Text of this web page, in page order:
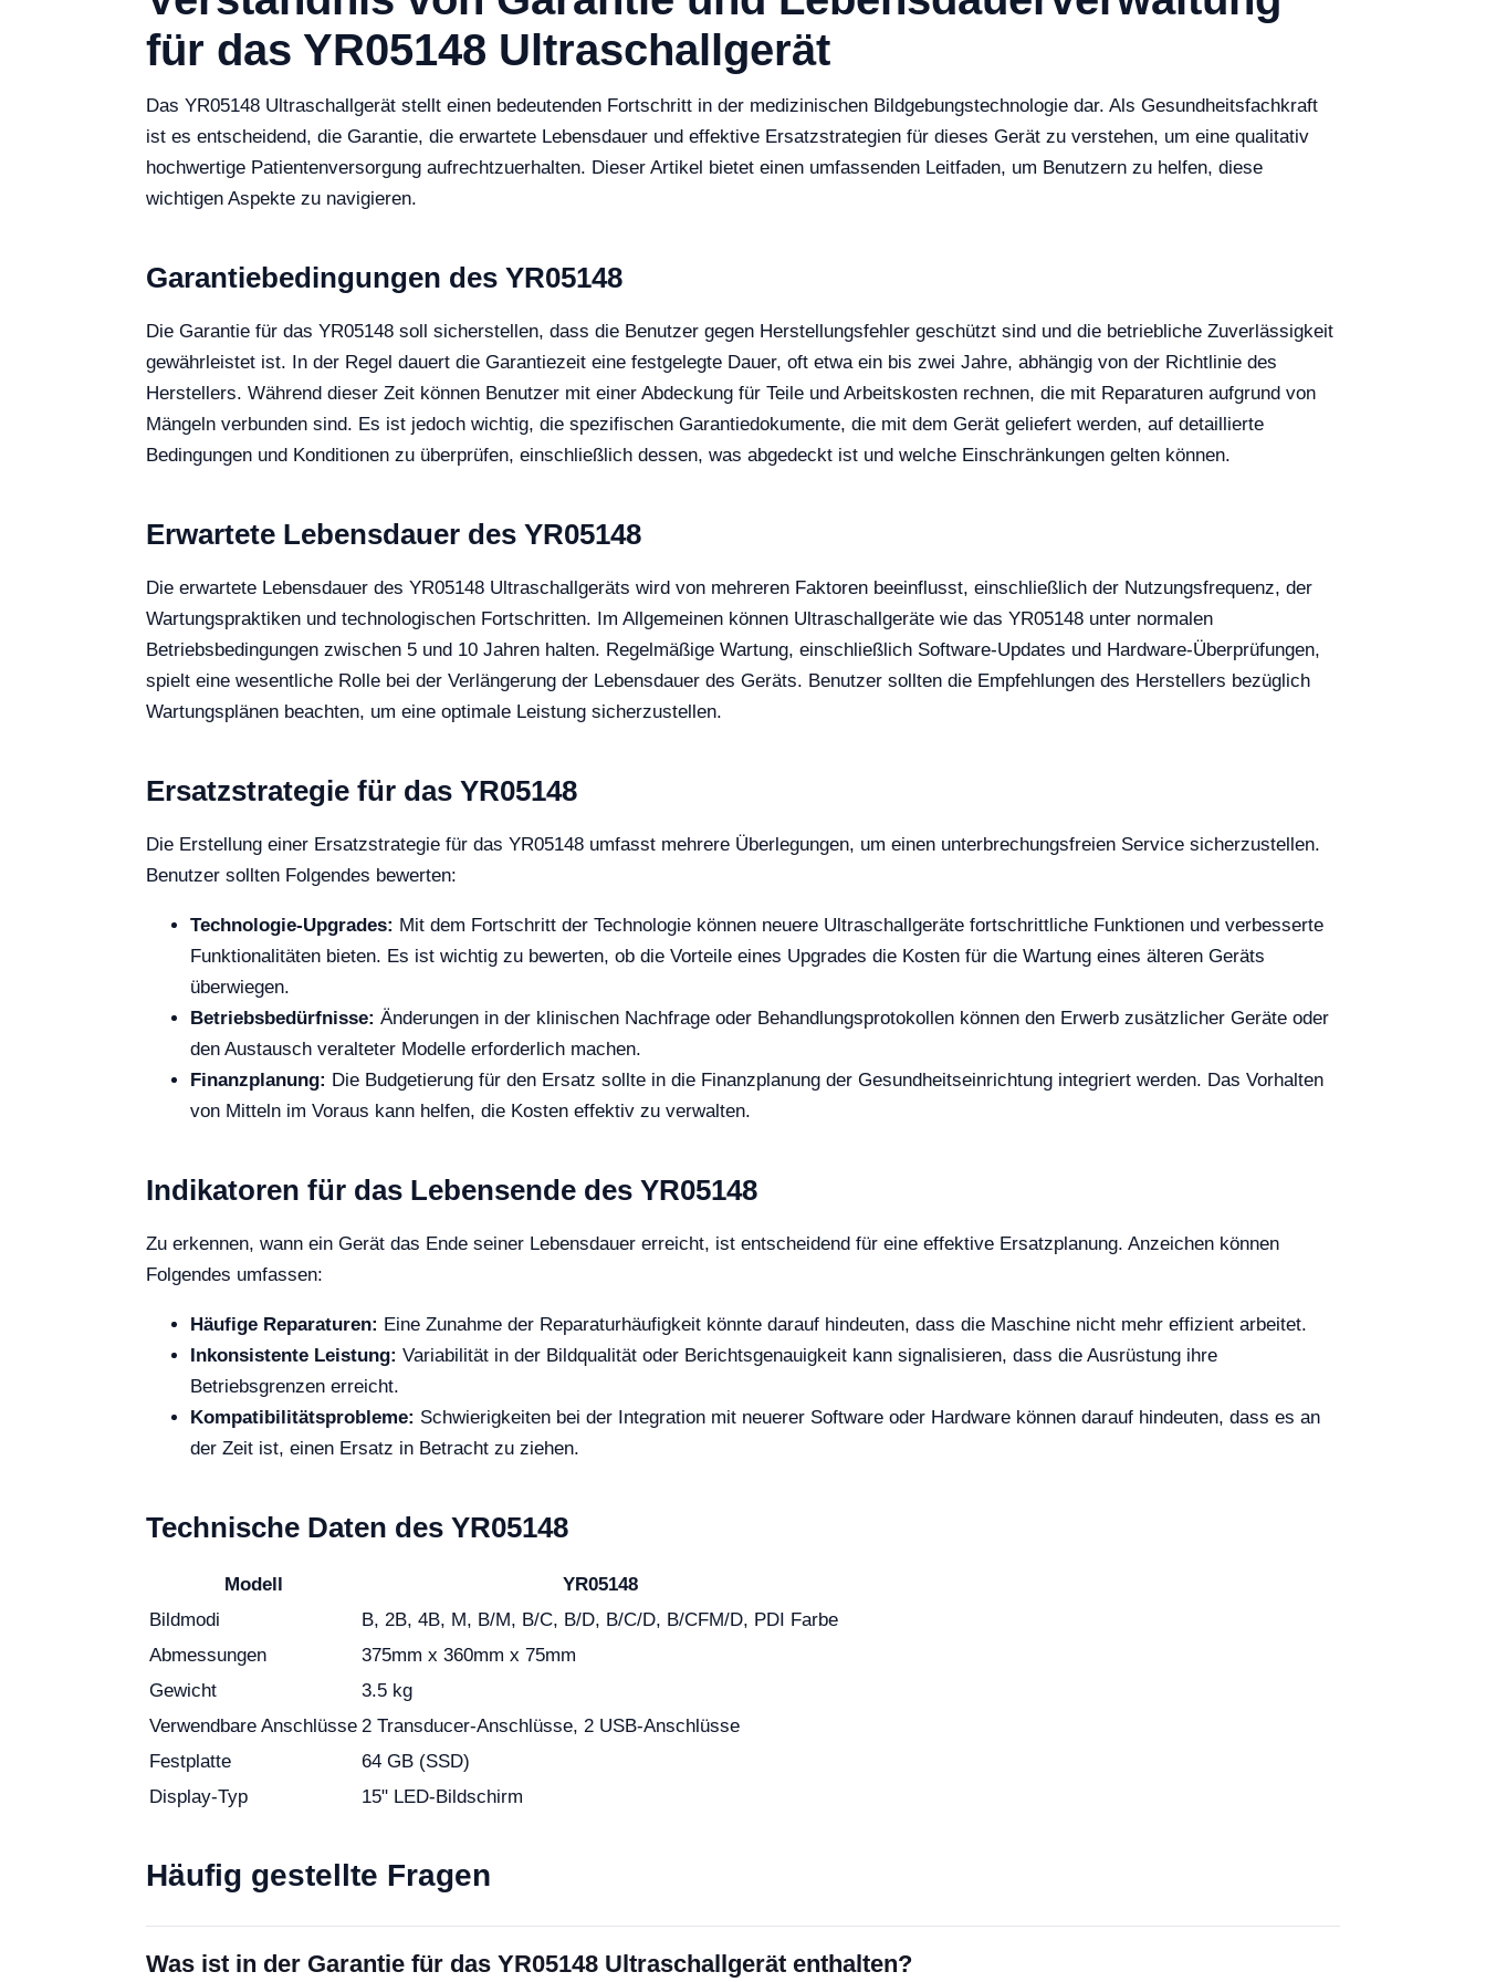
für das YR05148 Ultraschallgerät
Das YR05148 Ultraschallgerät stellt einen bedeutenden Fortschritt in der medizinischen Bildgebungstechnologie dar. Als Gesundheitsfachkraft
ist es entscheidend, die Garantie, die erwartete Lebensdauer und effektive Ersatzstrategien für dieses Gerät zu verstehen, um eine qualitativ
hochwertige Patientenversorgung aufrechtzuerhalten. Dieser Artikel bietet einen umfassenden Leitfaden, um Benutzern zu helfen, diese
wichtigen Aspekte zu navigieren.
Garantiebedingungen des YR05148
Die Garantie für das YR05148 soll sicherstellen, dass die Benutzer gegen Herstellungsfehler geschützt sind und die betriebliche Zuverlässigkeit
gewährleistet ist. In der Regel dauert die Garantiezeit eine festgelegte Dauer, oft etwa ein bis zwei Jahre, abhängig von der Richtlinie des
Herstellers. Während dieser Zeit können Benutzer mit einer Abdeckung für Teile und Arbeitskosten rechnen, die mit Reparaturen aufgrund von
Mängeln verbunden sind. Es ist jedoch wichtig, die spezifischen Garantiedokumente, die mit dem Gerät geliefert werden, auf detaillierte
Bedingungen und Konditionen zu überprüfen, einschließlich dessen, was abgedeckt ist und welche Einschränkungen gelten können.
Erwartete Lebensdauer des YR05148
Die erwartete Lebensdauer des YR05148 Ultraschallgeräts wird von mehreren Faktoren beeinflusst, einschließlich der Nutzungsfrequenz, der
Wartungspraktiken und technologischen Fortschritten. Im Allgemeinen können Ultraschallgeräte wie das YR05148 unter normalen
Betriebsbedingungen zwischen 5 und 10 Jahren halten. Regelmäßige Wartung, einschließlich Software-Updates und Hardware-Überprüfungen,
spielt eine wesentliche Rolle bei der Verlängerung der Lebensdauer des Geräts. Benutzer sollten die Empfehlungen des Herstellers bezüglich
Wartungsplänen beachten, um eine optimale Leistung sicherzustellen.
Ersatzstrategie für das YR05148
Die Erstellung einer Ersatzstrategie für das YR05148 umfasst mehrere Überlegungen, um einen unterbrechungsfreien Service sicherzustellen.
Benutzer sollten Folgendes bewerten:
Technologie-Upgrades: Mit dem Fortschritt der Technologie können neuere Ultraschallgeräte fortschrittliche Funktionen und verbesserte
Funktionalitäten bieten. Es ist wichtig zu bewerten, ob die Vorteile eines Upgrades die Kosten für die Wartung eines älteren Geräts
überwiegen.
Betriebsbedürfnisse: Änderungen in der klinischen Nachfrage oder Behandlungsprotokollen können den Erwerb zusätzlicher Geräte oder
den Austausch veralteter Modelle erforderlich machen.
Finanzplanung: Die Budgetierung für den Ersatz sollte in die Finanzplanung der Gesundheitseinrichtung integriert werden. Das Vorhalten
von Mitteln im Voraus kann helfen, die Kosten effektiv zu verwalten.
Indikatoren für das Lebensende des YR05148
Zu erkennen, wann ein Gerät das Ende seiner Lebensdauer erreicht, ist entscheidend für eine effektive Ersatzplanung. Anzeichen können
Folgendes umfassen:
Häufige Reparaturen: Eine Zunahme der Reparaturhäufigkeit könnte darauf hindeuten, dass die Maschine nicht mehr effizient arbeitet.
Inkonsistente Leistung: Variabilität in der Bildqualität oder Berichtsgenauigkeit kann signalisieren, dass die Ausrüstung ihre
Betriebsgrenzen erreicht.
Kompatibilitätsprobleme: Schwierigkeiten bei der Integration mit neuerer Software oder Hardware können darauf hindeuten, dass es an
der Zeit ist, einen Ersatz in Betracht zu ziehen.
Technische Daten des YR05148
Modell
YR05148
Bildmodi
B, 2B, 4B, M, B/M, B/C, B/D, B/C/D, B/CFM/D, PDI Farbe
Abmessungen
375mm x 360mm x 75mm
Gewicht
3.5 kg
Verwendbare Anschlüsse 2 Transducer-Anschlüsse, 2 USB-Anschlüsse
Festplatte
64 GB (SSD)
Display-Typ
15" LED-Bildschirm
Häufig gestellte Fragen
Was ist in der Garantie für das YR05148 Ultraschallgerät enthalten?